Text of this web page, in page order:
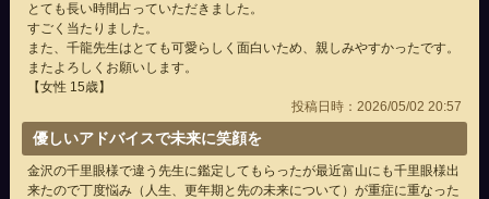
とても長い時間占っていただきました。
すごく当たりました。
また、千龍先生はとても可愛らしく面白いため、親しみやすかったです。
またよろしくお願いします。
【女性 15歳】
投稿日時：2026/05/02 20:57
優しいアドバイスで未来に笑顔を
金沢の千里眼様で違う先生に鑑定してもらったが最近富山にも千里眼様出
来たので丁度悩み（人生、更年期と先の未来について）が重症に重なった